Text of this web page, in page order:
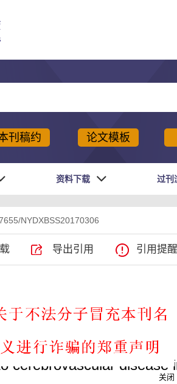
刊稿约 论文模板
资料下载 过刊
NYDXBSS20170306
导出引用 引用提醒
cerebrovascular disease